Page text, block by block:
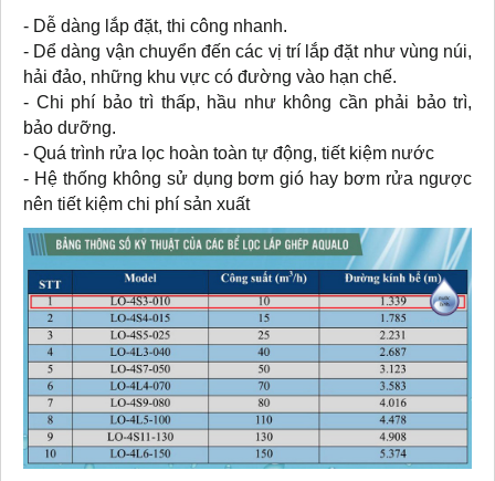
- Dễ dàng lắp đặt, thi công nhanh.
- Dể dàng vận chuyển đến các vị trí lắp đặt như vùng núi,
hải đảo, những khu vực có đường vào hạn chế.
- Chi phí bảo trì thấp, hầu như không cần phải bảo trì,
bảo dưỡng.
- Quá trình rửa lọc hoàn toàn tự động, tiết kiệm nước
- Hệ thống không sử dụng bơm gió hay bơm rửa ngược
nên tiết kiệm chi phí sản xuất